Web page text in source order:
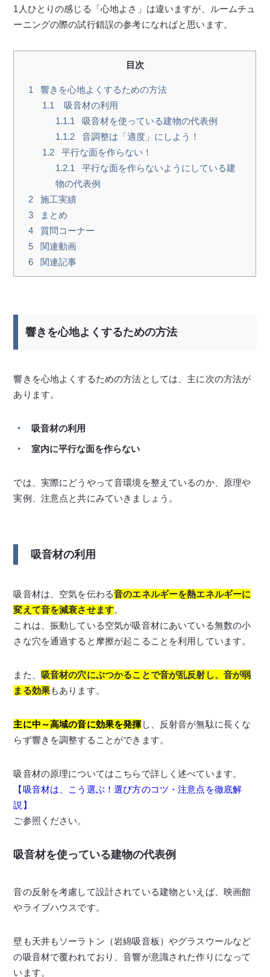
1人ひとりの感じる「心地よさ」は違いますが、ルームチュ
ーニングの際の試行錯誤の参考になればと思います。
目次
1
響きを心地よくするための方法
1.1
吸音材の利用
1.1.1
吸音材を使っている建物の代表例
1.1.2
音調整は「適度」にしよう！
1.2
平行な面を作らない！
1.2.1
平行な面を作らないようにしている建
物の代表例
2
施工実績
3
まとめ
4
質問コーナー
5
関連動画
6
関連記事
響きを心地よくするための方法
響きを心地よくするための方法としては、主に次の方法が
あります。
吸音材の利用
室内に平行な面を作らない
では、実際にどうやって音環境を整えているのか、原理や
実例、注意点と共にみていきましょう。
吸音材の利用
吸音材は、空気を伝わる音のエネルギーを熱エネルギーに
変えて音を減衰させます。
これは、振動している空気が吸音材にあいている無数の小
さな穴を通過すると摩擦が起こることを利用しています。
また、 吸音材の穴にぶつかることで音が乱反射し、音が弱
まる効果もあります。
主に中～高域の音に効果を発揮 し、反射音が無駄に長くな
らず響きを調整することができます。
吸音材の原理についてはこちらで詳しく述べています。
【吸音材は、こう選ぶ！選び方のコツ・注意点を徹底解
説】
ご参照ください。
吸音材を使っている建物の代表例
音の反射を考慮して設計されている建物といえば、映画館
やライブハウスです。
壁も天井もソーラトン（岩綿吸音板）やグラスウールなど
の吸音材で覆われており、音響が意識された作りになって
います。